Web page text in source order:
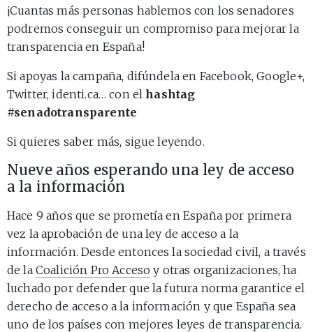
¡Cuantas más personas hablemos con los senadores
podremos conseguir un compromiso para mejorar la
transparencia en España!
Si apoyas la campaña, difúndela en Facebook, Google+,
Twitter, identi.ca… con elhashtag
#senadotransparente
Si quieres saber más, sigue leyendo.
Nueve años esperando una ley de acceso
a la información
Hace 9 años que se prometía en España por primera
vez la aprobación de una ley de acceso a la
información. Desde entonces la sociedad civil, a través
de la Coalición Pro Acceso y otras organizaciones, ha
luchado por defender que la futura norma garantice el
derecho de acceso a la información y que España sea
uno de los países con mejores leyes de transparencia.